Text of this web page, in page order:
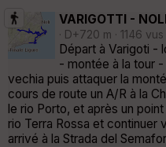
VARIGOTTI -
· D+720 m · 1146
Départ à Varigoti -
- montée à la tour
vechia puis attaquer la
cours de route un A/R à la
le rio Porto, et après un
rio Terra Rossa et continuer
arrivé à la Strada del